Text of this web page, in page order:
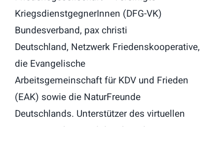
KriegsdienstgegnerInnen (DFG-VK)
Bundesverband, pax christi
Deutschland, Netzwerk Friedenskooperative,
die Evangelische
Arbeitsgemeinschaft für KDV und Frieden
(EAK) sowie die NaturFreunde
Deutschlands. Unterstützer des virtuellen
Ostermarsches sind daneben die